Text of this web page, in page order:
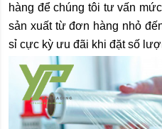
hàng để chúng tôi tư vấn
sản xuất từ đơn hàng nhỏ
sỉ cực kỳ ưu đãi khi đặt số